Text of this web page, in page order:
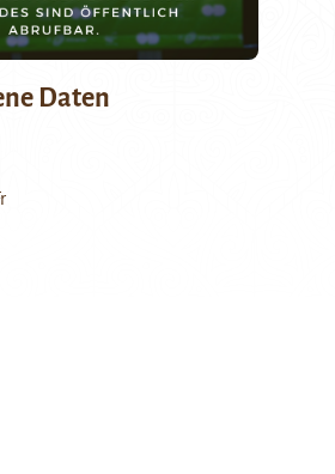
Daten